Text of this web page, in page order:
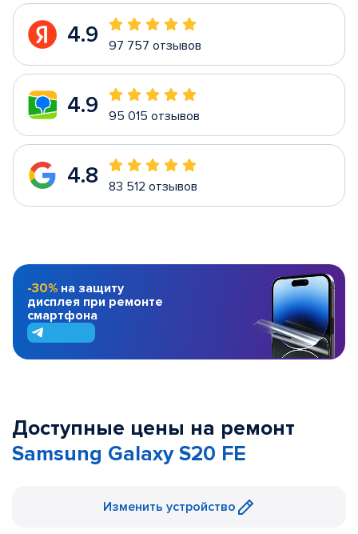
4.9 97 757 отзывов
4.9 95 015 отзывов
4.8 83 512 отзывов
-30% на защиту
дисплея при ремонте
смартфона
Доступные цены на ремонт
Samsung Galaxy S20 FE
Изменить устройство